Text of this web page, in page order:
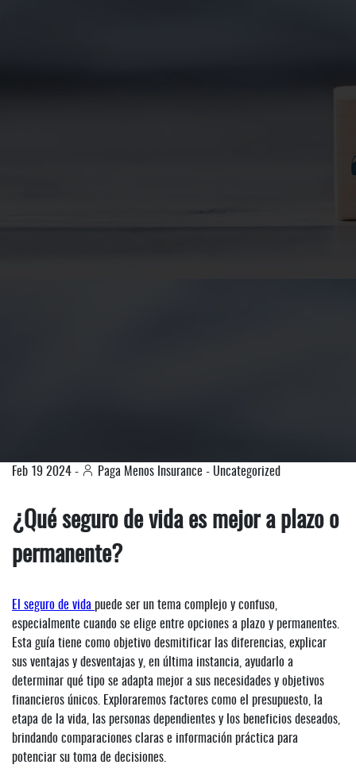
Feb 19 2024 - Paga Menos Insurance - Uncategorized
¿Qué seguro de vida es mejor a plazo o
permanente?
El seguro de vida puede ser un tema complejo y confuso,
especialmente cuando se elige entre opciones a plazo y permanentes.
Esta guía tiene como objetivo desmitificar las diferencias, explicar
sus ventajas y desventajas y, en última instancia, ayudarlo a
determinar qué tipo se adapta mejor a sus necesidades y objetivos
financieros únicos. Exploraremos factores como el presupuesto, la
etapa de la vida, las personas dependientes y los beneficios deseados,
brindando comparaciones claras e información práctica para
potenciar su toma de decisiones.